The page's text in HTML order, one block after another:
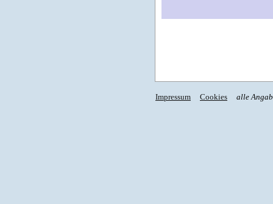
Impressum Cookies alle